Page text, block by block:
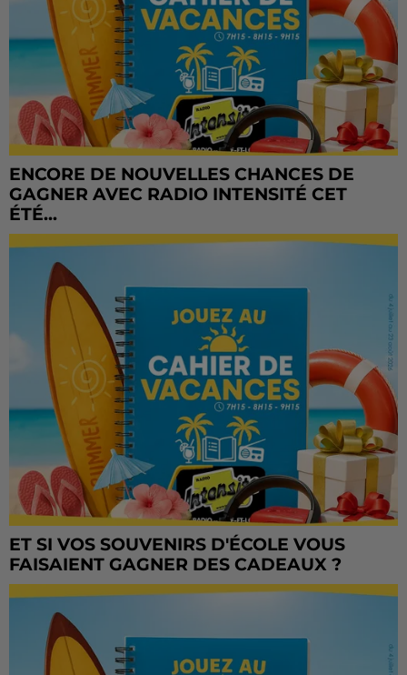
ENCORE DE NOUVELLES CHANCES DE
GAGNER AVEC RADIO INTENSITÉ CET
ÉTÉ...
ET SI VOS SOUVENIRS D'ÉCOLE VOUS
FAISAIENT GAGNER DES CADEAUX ?